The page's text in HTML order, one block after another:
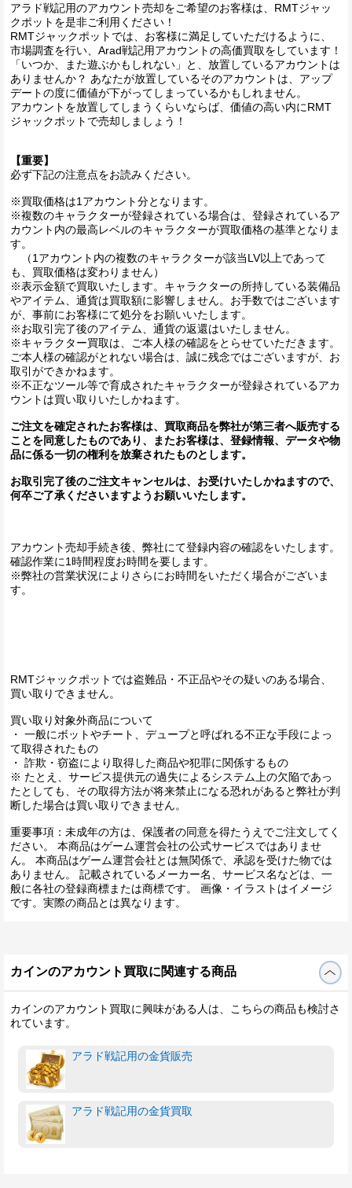
アラド戦記用のアカウント売却をご希望のお客様は、RMTジャッ
クポットを是非ご利用ください！
RMTジャックポットでは、お客様に満足していただけるように、
市場調査を行い、Arad戦記用アカウントの高価買取をしています！
「いつか、また遊ぶかもしれない」と、放置しているアカウントは
ありませんか？ あなたが放置しているそのアカウントは、アップ
デートの度に価値が下がってしまっているかもしれません。
アカウントを放置してしまうくらいならば、価値の高い内にRMT
ジャックポットで売却しましょう！
【重要】
必ず下記の注意点をお読みください。
※買取価格は1アカウント分となります。
※複数のキャラクターが登録されている場合は、登録されているア
カウント内の最高レベルのキャラクターが買取価格の基準となりま
す。
（1アカウント内の複数のキャラクターが該当LV以上であって
も、買取価格は変わりません）
※表示金額で買取いたします。キャラクターの所持している装備品
やアイテム、通貨は買取額に影響しません。お手数ではございます
が、事前にお客様にて処分をお願いいたします。
※お取引完了後のアイテム、通貨の返還はいたしません。
※キャラクター買取は、ご本人様の確認をとらせていただきます。
ご本人様の確認がとれない場合は、誠に残念ではございますが、お
取引ができかねます。
※不正なツール等で育成されたキャラクターが登録されているアカ
ウントは買い取りいたしかねます。
ご注文を確定されたお客様は、買取商品を弊社が第三者へ販売する
ことを同意したものであり、またお客様は、登録情報、データや物
品に係る一切の権利を放棄されたものとします。
お取引完了後のご注文キャンセルは、お受けいたしかねますので、
何卒ご了承くださいますようお願いいたします。
アカウント売却手続き後、弊社にて登録内容の確認をいたします。
確認作業に1時間程度お時間を要します。
※弊社の営業状況によりさらにお時間をいただく場合がございま
す。
RMTジャックポットでは盗難品・不正品やその疑いのある場合、
買い取りできません。
買い取り対象外商品について
・ 一般にボットやチート、デュープと呼ばれる不正な手段によっ
て取得されたもの
・ 詐欺・窃盗により取得した商品や犯罪に関係するもの
※ たとえ、サービス提供元の過失によるシステム上の欠陥であっ
たとしても、その取得方法が将来禁止になる恐れがあると弊社が判
断した場合は買い取りできません。
重要事項：未成年の方は、保護者の同意を得たうえでご注文してく
ださい。 本商品はゲーム運営会社の公式サービスではありませ
ん。 本商品はゲーム運営会社とは無関係で、承認を受けた物では
ありません。 記載されているメーカー名、サービス名などは、一
般に各社の登録商標または商標です。 画像・イラストはイメージ
です。実際の商品とは異なります。
カインのアカウント買取に関連する商品
カインのアカウント買取に興味がある人は、こちらの商品も検討さ
れています。
アラド戦記用の金貨販売
アラド戦記用の金貨買取